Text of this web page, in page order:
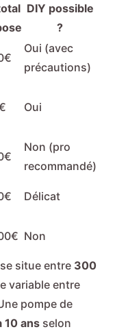
DIY possible
?
Oui (avec
précautions)
Oui
Non (pro
recommandé)
Délicat
Non
situe entre 300
variable entre
pompe de
10 ansselon